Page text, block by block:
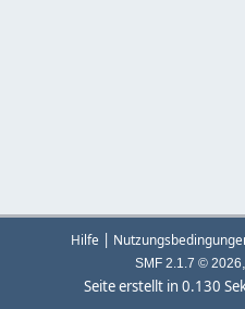
Hilfe |
SMF 2.1.7 © 2026,
Seite erstellt in 0.130